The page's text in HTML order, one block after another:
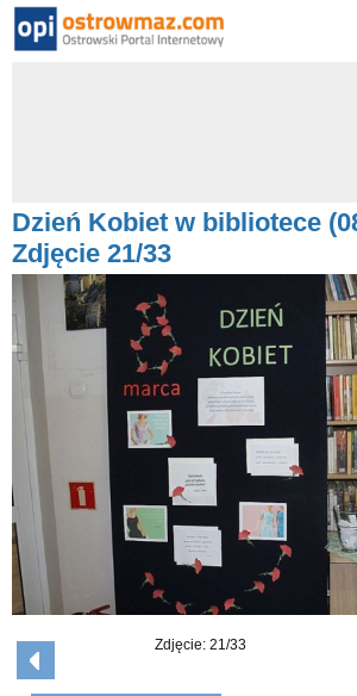
Dzień Kobiet w bibliotece
Zdjęcie 21/33
Zdjęcie: 21/33